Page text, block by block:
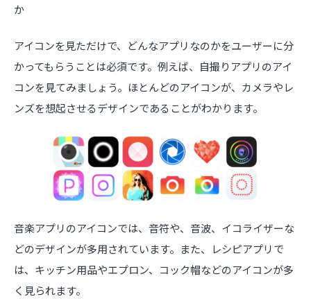
か
アイコンを見ただけで、どんなアプリなのかをユーザーに分
かってもらうことは必須です。例えば、自撮りアプリのアイ
コンを見てみましょう。ほとんどのアイコンが、カメラやレ
ンズを想起させるデザインであることがわかります。
音楽アプリのアイコンでは、音符や、音波、イコライザーな
どのデザインが多用されています。また、レシピアプリで
は、キッチン用品やエプロン、コック帽などのアイコンが多
く見られます。